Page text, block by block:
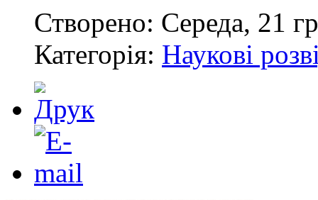
Створено: Середа, 21
Категорія: Наукові